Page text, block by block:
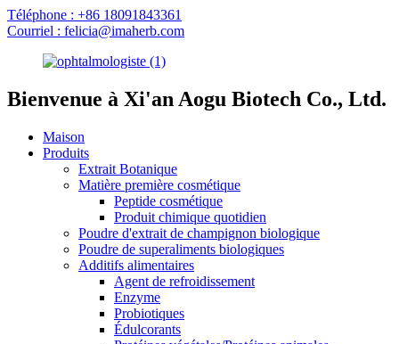
Téléphone : +86 18091843361
Courriel : felicia@imaherb.com
Bienvenue à Xi'an Aogu Biotech Co., Ltd.
Maison
Produits
Extrait Botanique
Matière première cosmétique
Peptide cosmétique
Produit chimique quotidien
Poudre d'extrait de champignon biologique
Poudre de superaliments biologiques
Additifs alimentaires
Agent de refroidissement
Enzyme
Probiotiques
Édulcorants